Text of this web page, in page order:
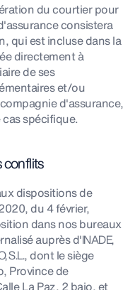
du courtier pour
consistera
qui est incluse dans la
directement à
de ses
et/ou
d'assurance,
spécifique.
conflits
dispositions de
du 4 février,
dans nos bureaux
auprès d'INADE,
S.L., dont le siège
Province de
La Paz, 2 bajo, et